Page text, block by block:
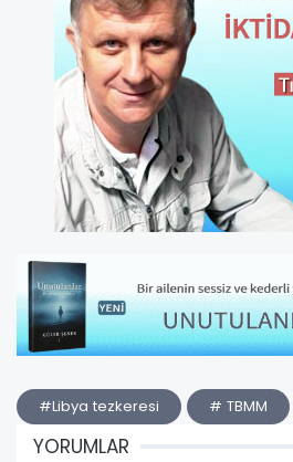
#Libya tezkeresi # TBMM
YORUMLAR